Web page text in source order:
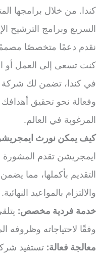
كندا. من خلال برامجها
نقدم دعمًا متخصصًا مصممًا
كنت تسعى إلى العمل أو
في كندا، تضمن لك
وفعالة نحو تحقيق
المرغوبة في العالم.
كيف يمكن نورث
ايمجريشن تقدم
التقديم بأكملها، مما
والالتزام بالمواعيد النهائية.
خدمة فردية مخصص:
وفقًا لاحتياجاته وظروفه
معالجة فعالة: تستفيد